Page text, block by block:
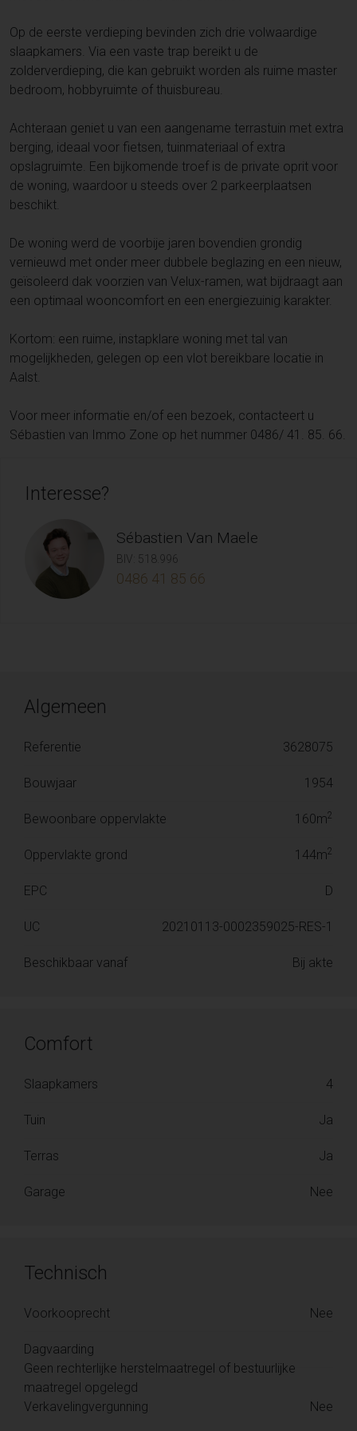
Op de eerste verdieping bevinden zich drie volwaardige
slaapkamers. Via een vaste trap bereikt u de
zolderverdieping, die kan gebruikt worden als ruime master
bedroom, hobbyruimte of thuisbureau.
Achteraan geniet u van een aangename terrastuin met extra
berging, ideaal voor fietsen, tuinmateriaal of extra
opslagruimte. Een bijkomende troef is de private oprit voor
de woning, waardoor u steeds over 2 parkeerplaatsen
beschikt.
De woning werd de voorbije jaren bovendien grondig
vernieuwd met onder meer dubbele beglazing en een nieuw,
geïsoleerd dak voorzien van Velux-ramen, wat bijdraagt aan
een optimaal wooncomfort en een energiezuinig karakter.
Kortom: een ruime, instapklare woning met tal van
mogelijkheden, gelegen op een vlot bereikbare locatie in
Aalst.
Voor meer informatie en/of een bezoek, contacteert u
Sébastien van Immo Zone op het nummer 0486/ 41. 85. 66.
Interesse?
Sébastien Van Maele
BIV: 518.996
0486 41 85 66
Algemeen
Referentie 3628075
Bouwjaar 1954
Bewoonbare oppervlakte 160m2
Oppervlakte grond 144m2
EPC D
UC 20210113-0002359025-RES-1
Beschikbaar vanaf Bij akte
Comfort
Slaapkamers 4
Tuin Ja
Terras Ja
Garage Nee
Technisch
Voorkooprecht Nee
Dagvaarding
Geen rechterlijke herstelmaatregel of bestuurlijke
maatregel opgelegd
Verkavelingvergunning
Nee